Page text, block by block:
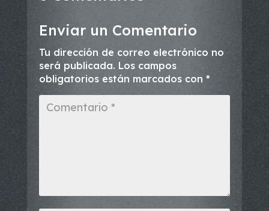
Enviar un Comentario
Tu dirección de correo electrónico no
será publicada. Los campos
obligatorios están marcados con *